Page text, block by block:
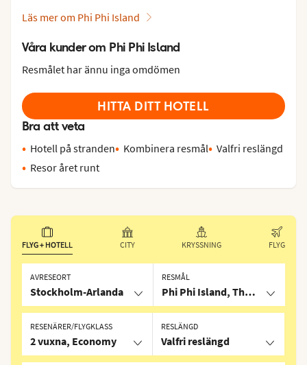
Läs mer om Phi Phi Island
Våra kunder om Phi Phi Island
Resmålet har ännu inga omdömen
HITTA DITT HOTELL
Bra att veta
Hotell på stranden Kombinera resmål
Valfri reslängd
Resor året runt
FLYG + HOTELL CITY KRYSSNING FLYG
AVRESEORT
Stockholm-Arlanda
RESMÅL
Phi Phi Island, Thailand
RESLÄNGD
Valfri reslängd
RESENÄRER/FLYGKLASS
2 vuxna, Economy